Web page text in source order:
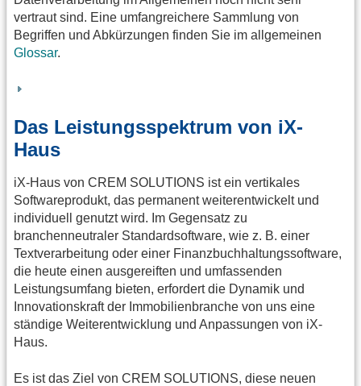
vertraut sind. Eine umfangreichere Sammlung von
Begriffen und Abkürzungen finden Sie im allgemeinen
Glossar.
Das Leistungsspektrum von iX-
Haus
iX-Haus von CREM SOLUTIONS ist ein vertikales
Softwareprodukt, das permanent weiterentwickelt und
individuell genutzt wird. Im Gegensatz zu
branchenneutraler Standardsoftware, wie z. B. einer
Textverarbeitung oder einer Finanzbuchhaltungssoftware,
die heute einen ausgereiften und umfassenden
Leistungsumfang bieten, erfordert die Dynamik und
Innovationskraft der Immobilienbranche von uns eine
ständige Weiterentwicklung und Anpassungen von iX-
Haus.
Es ist das Ziel von CREM SOLUTIONS, diese neuen